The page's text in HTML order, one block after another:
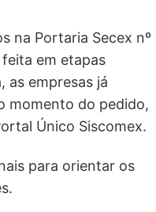
na Portaria Secex nº
em etapas
as empresas já
momento do pedido,
Único Siscomex.
para orientar os